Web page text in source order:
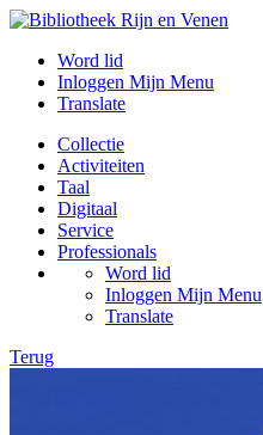
Word lid
Inloggen Mijn Menu
Translate
Collectie
Activiteiten
Taal
Digitaal
Service
Professionals
Word lid
Inloggen Mijn Menu
Translate
Terug